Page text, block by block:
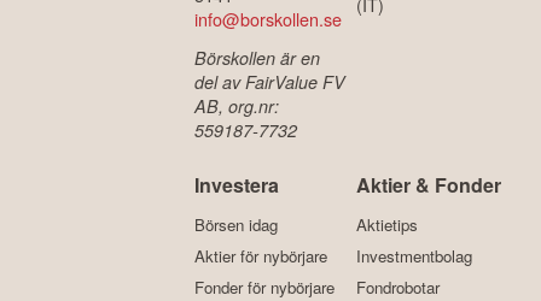
info@borskollen.se
Börskollen är en
del av FairValue FV
AB, org.nr:
559187-7732
Investera
Börsen idag
Aktier för nybörjare
Fonder för nybörjare
Aktier & Fonder
Aktietips
Investmentbolag
Fondrobotar